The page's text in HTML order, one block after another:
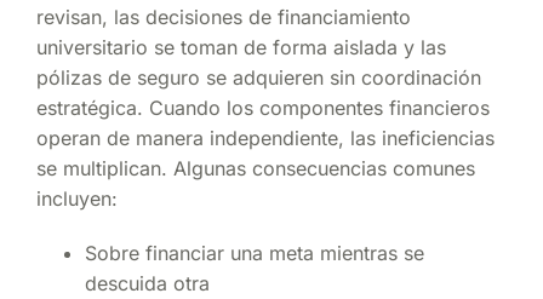
revisan, las decisiones de financiamiento
universitario se toman de forma aislada y las
pólizas de seguro se adquieren sin coordinación
estratégica. Cuando los componentes financieros
operan de manera independiente, las ineficiencias
se multiplican. Algunas consecuencias comunes
incluyen:
Sobre financiar una meta mientras se
descuida otra